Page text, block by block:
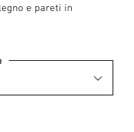
e pareti in